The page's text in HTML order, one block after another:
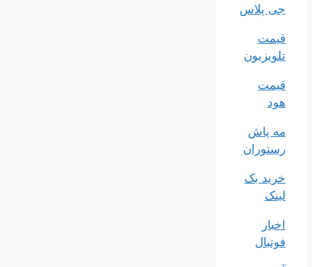
جی پلاس
قیمت
تلویزیون
قیمت
هود
مه پاش
رستوران
خرید بک
لینک
اخبار
فوتبال